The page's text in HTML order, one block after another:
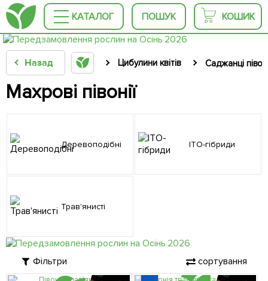
КАТАЛОГ ПОШУК КОШИК
Назад Цибулини квітів Саджанці
Махрові півонії
Деревоподібні ІТО-гібриди
Трав'янисті
Фільтри сортування